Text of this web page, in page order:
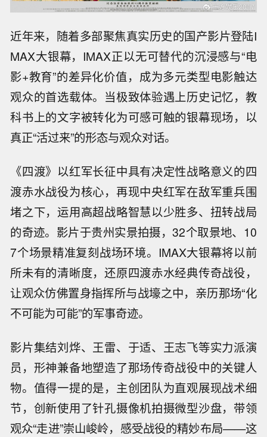
近年来，随着多部聚焦真实历史的国产影片登陆I
MAX大银幕，IMAX正以无可替代的沉浸感与“电
影+教育”的差异化价值，成为多元类型电影触达
观众的首选载体。当极致体验遇上历史记忆，教
科书上的文字被转化为可感可触的银幕现场，以
真正“活过来”的形态与观众对话。
《四渡》以红军长征中具有决定性战略意义的四
渡赤水战役为核心，再现中央红军在敌军重兵围
堵之下，运用高超战略智慧以少胜多、扭转战局
的奇迹。影片于贵州实景拍摄，32个取景地、10
7个场景精准复刻战场环境。IMAX大银幕将以前
所未有的清晰度，还原四渡赤水经典传奇战役，
让观众仿佛置身指挥所与战壕之中，亲历那场“化
不可能为可能”的军事奇迹。
影片集结刘烨、王雷、于适、王志飞等实力派演
员，形神兼备地塑造了那场传奇战役中的关键人
物。值得一提的是，主创团队为直观展现战术细
节，创新使用了针孔摄像机拍摄微型沙盘，带领
观众“走进”崇山峻岭，感受战役的精妙布局——这